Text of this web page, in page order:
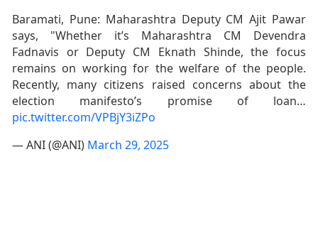
Baramati, Pune: Maharashtra Deputy CM Ajit Pawar
says, "Whether it’s Maharashtra CM Devendra
Fadnavis or Deputy CM Eknath Shinde, the focus
remains on working for the welfare of the people.
Recently, many citizens raised concerns about the
election manifesto’s promise of loan…
pic.twitter.com/VPBjY3iZPo
— ANI (@ANI) March 29, 2025